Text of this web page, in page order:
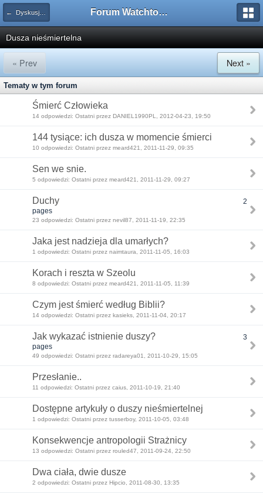
← Dyskusje doktrynalne Forum Watchtower
Dusza nieśmiertelna
« Prev Next »
Tematy w tym forum
Śmierć Człowieka
14 odpowiedzi: Ostatni przez DANIEL1990PL, 2012-04-23, 19:50
144 tysiące: ich dusza w momencie śmierci
10 odpowiedzi: Ostatni przez meard421, 2011-11-29, 09:35
Sen we snie.
5 odpowiedzi: Ostatni przez meard421, 2011-11-29, 09:27
Duchy
2
pages
23 odpowiedzi: Ostatni przez nevil87, 2011-11-19, 22:35
Jaka jest nadzieja dla umarłych?
1 odpowiedzi: Ostatni przez naimtaura, 2011-11-05, 16:03
Korach i reszta w Szeolu
8 odpowiedzi: Ostatni przez meard421, 2011-11-05, 11:39
Czym jest śmierć według Biblii?
14 odpowiedzi: Ostatni przez kasieks, 2011-11-04, 20:17
Jak wykazać istnienie duszy?
3
pages
49 odpowiedzi: Ostatni przez radareya01, 2011-10-29, 15:05
Przesłanie..
11 odpowiedzi: Ostatni przez caius, 2011-10-19, 21:40
Dostępne artykuły o duszy nieśmiertelnej
1 odpowiedzi: Ostatni przez tusserboy, 2011-10-05, 03:48
Konsekwencje antropologii Strażnicy
13 odpowiedzi: Ostatni przez rouled47, 2011-09-24, 22:50
Dwa ciała, dwie dusze
2 odpowiedzi: Ostatni przez Hipcio, 2011-08-30, 13:35